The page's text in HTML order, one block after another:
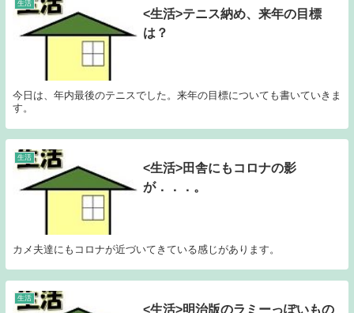
生活
<生活>テニス納め、来年の目標
は？
今日は、年内最後のテニスでした。来年の目標についても書いていきま
す。
生活
<生活>田舎にもコロナの影
が．．．。
カメ夫達にもコロナが近づいてきている感じがあります。
生活
<生活>明治版のラミーっぽいもの